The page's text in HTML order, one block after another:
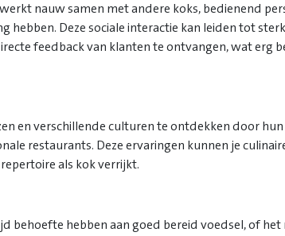
nauw samen met andere koks, bedienend
Deze sociale interactie kan leiden tot
feedback van klanten te ontvangen, wat erg
en verschillende culturen te ontdekken door
restaurants. Deze ervaringen kunnen je
als kok verrijkt.
behoefte hebben aan goed bereid voedsel, of